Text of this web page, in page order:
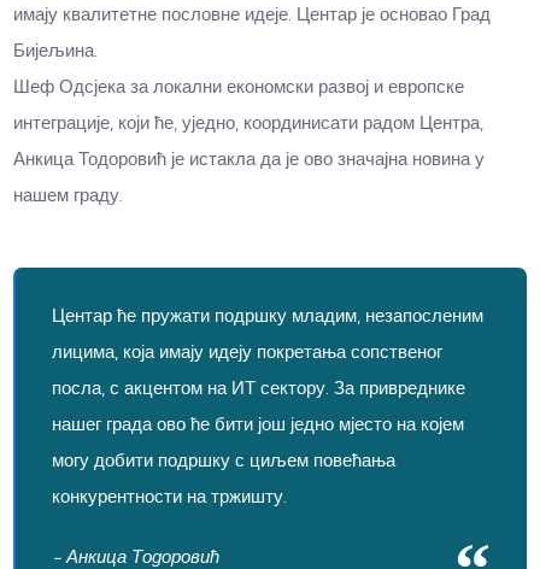
имају квалитетне пословне идеје. Центар је основао Град
Бијељина.
Шеф Одсјека за локални економски развој и европске
интеграције, који ће, уједно, координисати радом Центра,
Анкица Тодоровић је истакла да је ово значајна новина у
нашем граду.
Центар ће пружати подршку младим, незапосленим
лицима, која имају идеју покретања сопственог
посла, с акцентом на ИТ сектору. За привреднике
нашег града ово ће бити још једно мјесто на којем
могу добити подршку с циљем повећања
конкурентности на тржишту.
- Анкица Тодоровић